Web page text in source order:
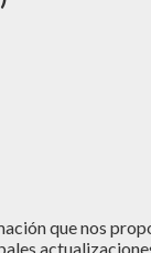
que nos